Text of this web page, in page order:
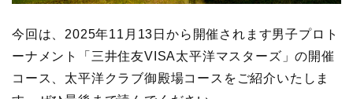
今回は、2025年11月13日から開催されます男子プロト
ーナメント「三井住友VISA太平洋マスターズ」の開催
コース、太平洋クラブ御殿場コースをご紹介いたしま